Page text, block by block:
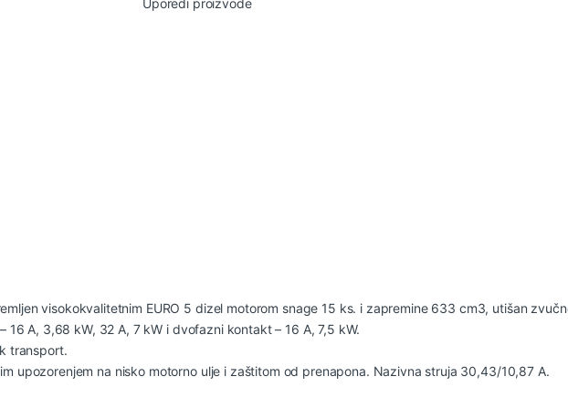
Uporedi proizvode
visokokvalitetnim EURO 5 dizel motorom snage 15 ks. i zapremine 633 cm3, utišan
A, 3,68 kW, 32 A, 7 kW i dvofazni kontakt – 16 A, 7,5 kW.
transport.
upozorenjem na nisko motorno ulje i zaštitom od prenapona. Nazivna struja 30,43/10,87 A.